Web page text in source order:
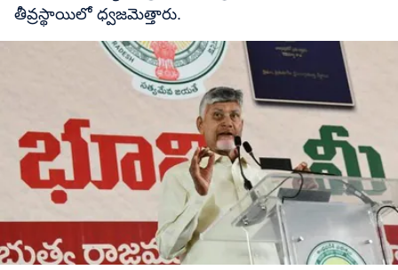
తీవ్రస్థాయిలో ధ్వజమెత్తారు.